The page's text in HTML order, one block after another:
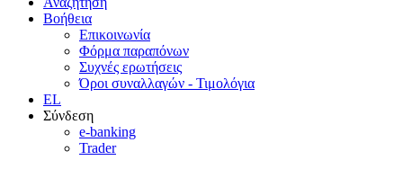
Βοήθεια
Επικοινωνία
Φόρμα παραπόνων
Συχνές ερωτήσεις
Όροι συναλλαγών - Τιμολόγια
EL
Σύνδεση
e-banking
Trader